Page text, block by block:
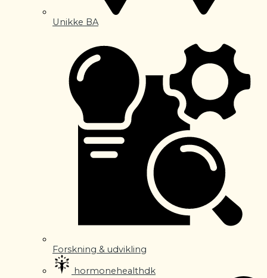
Unikke BA
Forskning & udvikling
hormonehealthdk